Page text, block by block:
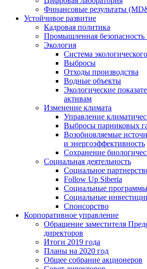
Финансовые результаты
Устойчивое развитие
Кадровая политика
Промышленная безопасность
Экология
Система
Выбросы
Отходы производства
Водные объекты
Экологические
активам
Изменение климата
Управление
Выбросы парниковых
Возобновляемые
и энергоэффективность
Сохранение
Социальная деятельность
Социальное
Follow Up Siberia
Социальные программы
Социальные
Спонсорство
Корпоративное управление
Обращение заместителя
директоров
Итоги 2019 года
Планы на 2020 год
Общее собрание акционеров